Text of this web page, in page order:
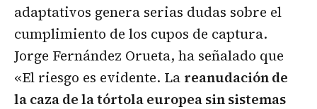
adaptativos genera serias dudas sobre el
cumplimiento de los cupos de captura.
Jorge Fernández Orueta, ha señalado que
«El riesgo es evidente. La reanudación de
la caza de la tórtola europea sin sistemas